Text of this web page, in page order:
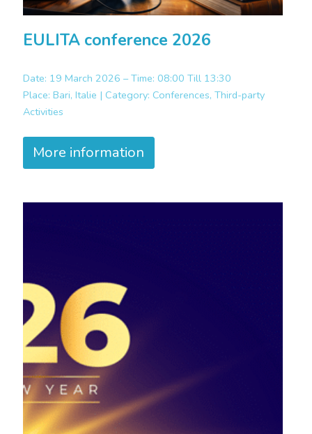
EULITA conference 2026
Date: 19 March 2026 – Time: 08:00 Till 13:30
Place: Bari, Italie | Category: Conferences, Third-party
Activities
More information